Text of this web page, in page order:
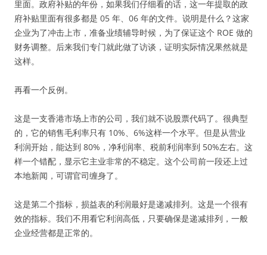
里面。政府补贴的年份，如果我们仔细看的话，这一年提取的政
府补贴里面有很多都是 05 年、06 年的文件。说明是什么？这家
企业为了冲击上市，准备业绩辅导时候，为了保证这个 ROE 做的
财务调整。后来我们专门就此做了访谈，证明实际情况果然就是
这样。
再看一个反例。
这是一支香港市场上市的公司，我们就不说股票代码了。很典型
的，它的销售毛利率只有 10%、6%这样一个水平。但是从营业
利润开始，能达到 80%，净利润率、税前利润率到 50%左右。这
样一个错配，显示它主业非常的不稳定。这个公司前一段还上过
本地新闻，可谓官司缠身了。
这是第二个指标，损益表的利润最好是递减排列。这是一个很有
效的指标。我们不用看它利润高低，只要确保是递减排列，一般
企业经营都是正常的。